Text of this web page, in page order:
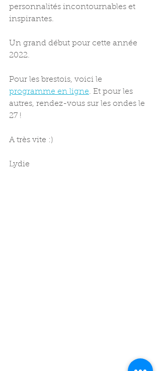
personnalités incontournables et
inspirantes.
Un grand début pour cette année
2022.
Pour les brestois, voici le
programme en ligne. Et pour les
autres, rendez-vous sur les ondes le
27 !
A très vite :)
Lydie